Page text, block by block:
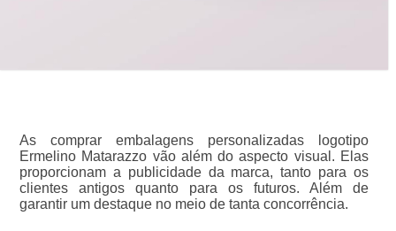
As comprar embalagens personalizadas logotipo
Ermelino Matarazzo vão além do aspecto visual. Elas
proporcionam a publicidade da marca, tanto para os
clientes antigos quanto para os futuros. Além de
garantir um destaque no meio de tanta concorrência.